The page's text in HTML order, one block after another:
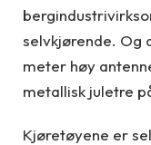
selvkjørende. Og
meter høy
metallisk juletre
Kjøretøyene er